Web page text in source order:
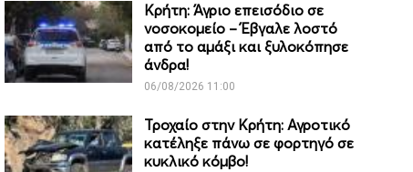
Κρήτη: Άγριο επεισόδιο σε
νοσοκομείο – Έβγαλε λοστό
από το αμάξι και ξυλοκόπησε
άνδρα!
06/08/2026 11:00
Τροχαίο στην Κρήτη: Αγροτικό
κατέληξε πάνω σε φορτηγό σε
κυκλικό κόμβο!